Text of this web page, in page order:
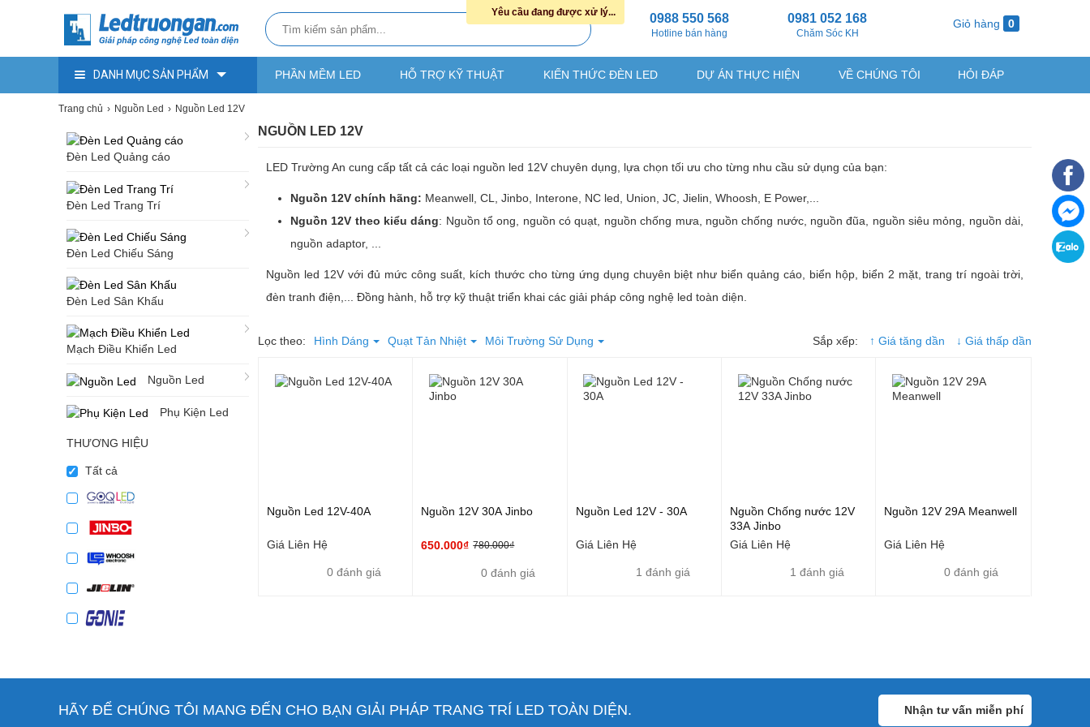
0988 550 568
Hotline bán hàng
0981 052 168
Chăm Sóc KH
Giỏ hàng 0
DANH MỤC SẢN PHẨM PHẦN MỀM LED HỖ TRỢ KỸ THUẬT KIẾN THỨC ĐÈN LED DỰ ÁN THỰC HIỆN VỀ CHÚNG TÔI HỎI ĐÁP
Trang chủ Nguồn Led Nguồn Led 12V
Đèn Led Quảng cáo
Đèn Led Trang Trí
Đèn Led Chiếu Sáng
Đèn Led Sân Khấu
Mạch Điều Khiển Led
Nguồn Led
Phụ Kiện Led
THƯƠNG HIỆU
Tất cả
NGUỒN LED 12V
LED Trường An cung cấp tất cả các loại nguồn led 12V chuyên dụng, lựa chọn tối ưu cho từng nhu cầu sử dụng của bạn:
Nguồn 12V chính hãng: Meanwell, CL, Jinbo, Interone, NC led, Union, JC, Jielin, Whoosh, E Power,...
Nguồn 12V theo kiểu dáng: Nguồn tổ ong, nguồn có quạt, nguồn chống mưa, nguồn chống nước, nguồn đũa, nguồn siêu mỏng, nguồn dài,
nguồn adaptor, ...
Nguồn led 12V với đủ mức công suất, kích thước cho từng ứng dụng chuyên biệt như biển quảng cáo, biển hộp, biển 2 mặt, trang trí ngoài trời,
đèn tranh điện,... Đồng hành, hỗ trợ kỹ thuật triển khai các giải pháp công nghệ led toàn diện.
Lọc theo: Hình Dáng Quạt Tản Nhiệt Môi Trường Sử Dụng Sắp xếp: ↑ Giá tăng dần ↓ Giá thấp dần
Nguồn Led 12V-40A
Giá Liên Hệ
0 đánh giá
Nguồn 12V 30A Jinbo
650.000₫ 780.000₫
0 đánh giá
Nguồn Led 12V - 30A
Giá Liên Hệ
1 đánh giá
Nguồn Chống nước 12V
33A Jinbo
Giá Liên Hệ
1 đánh giá
Nguồn 12V 29A Meanwell
Giá Liên Hệ
0 đánh giá
HÃY ĐỂ CHÚNG TÔI MANG ĐẾN CHO BẠN GIẢI PHÁP TRANG TRÍ LED TOÀN DIỆN. Nhận tư vấn miễn phí
Yêu cầu đang được xử lý...